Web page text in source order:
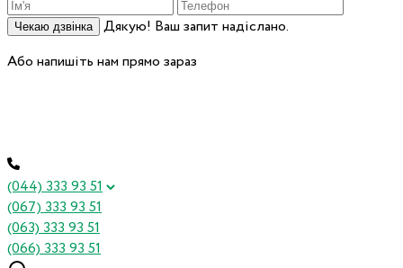
Чекаю дзвінка
Дякую! Ваш запит надіслано.
Або напишіть нам прямо зараз
(044) 333 93 51
(067) 333 93 51
(063) 333 93 51
(066) 333 93 51